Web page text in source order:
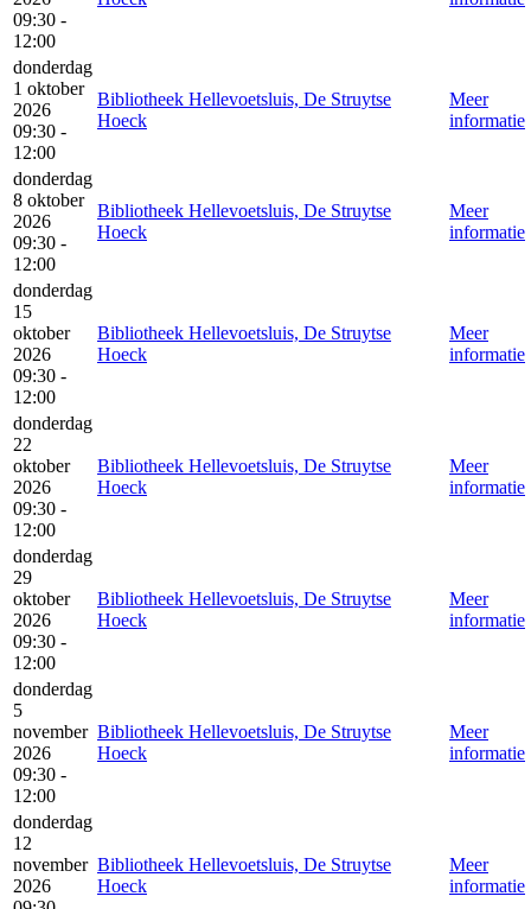
09:30 -
12:00
donderdag
1 oktober
2026
09:30 -
12:00
Bibliotheek Hellevoetsluis, De Struytse
Hoeck
Meer
informatie
donderdag
8 oktober
2026
09:30 -
12:00
Bibliotheek Hellevoetsluis, De Struytse
Hoeck
Meer
informatie
donderdag
15
oktober
2026
09:30 -
12:00
Bibliotheek Hellevoetsluis, De Struytse
Hoeck
Meer
informatie
donderdag
22
oktober
2026
09:30 -
12:00
Bibliotheek Hellevoetsluis, De Struytse
Hoeck
Meer
informatie
donderdag
29
oktober
2026
09:30 -
12:00
Bibliotheek Hellevoetsluis, De Struytse
Hoeck
Meer
informatie
donderdag
5
november
2026
09:30 -
12:00
Bibliotheek Hellevoetsluis, De Struytse
Hoeck
Meer
informatie
donderdag
12
november
2026
Bibliotheek Hellevoetsluis, De Struytse
Hoeck
Meer
informatie